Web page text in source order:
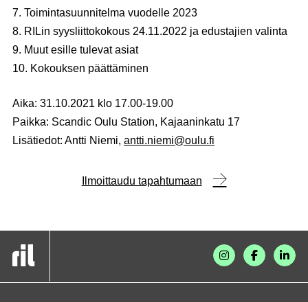
7. Toimintasuunnitelma vuodelle 2023
8. RILin syysliittokokous 24.11.2022 ja edustajien valinta
9. Muut esille tulevat asiat
10. Kokouksen päättäminen
Aika: 31.10.2021 klo 17.00-19.00
Paikka: Scandic Oulu Station, Kajaaninkatu 17
Lisätiedot: Antti Niemi, antti.niemi@oulu.fi
Ilmoittaudu tapahtumaan